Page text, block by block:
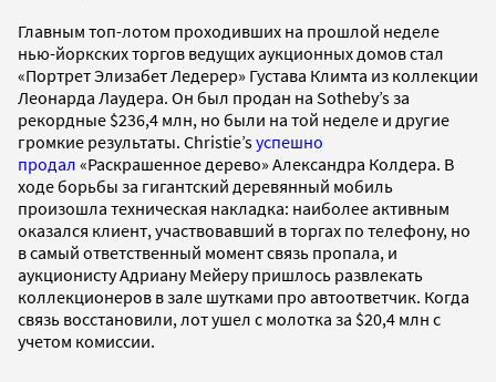
Главным топ-лотом проходивших на прошлой неделе
нью-йоркских торгов ведущих аукционных домов стал
«Портрет Элизабет Ледерер» Густава Климта из коллекции
Леонарда Лаудера. Он был продан на Sotheby’s за
рекордные $236,4 млн, но были на той неделе и другие
громкие результаты. Christie’sуспешно
продал «Раскрашенное дерево» Александра Колдера. В
ходе борьбы за гигантский деревянный мобиль
произошла техническая накладка: наиболее активным
оказался клиент, участвовавший в торгах по телефону, но
в самый ответственный момент связь пропала, и
аукционисту Адриану Мейеру пришлось развлекать
коллекционеров в зале шутками про автоответчик. Когда
связь восстановили, лот ушел с молотка за $20,4 млн с
учетом комиссии.